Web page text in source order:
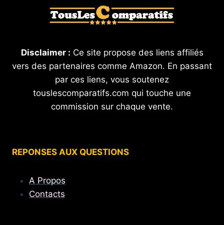
Disclaimer : Ce site propose des liens affiliés
vers des partenaires comme Amazon. En passant
par ces liens, vous soutenez
touslescomparatifs.com qui touche une
commission sur chaque vente.
REPONSES AUX QUESTIONS
A Propos
Contacts